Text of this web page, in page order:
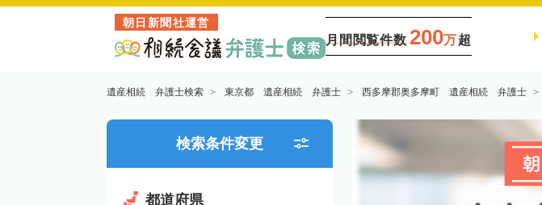
朝日新聞社運営
月間閲覧件数 200万超
遺産相続 弁護士検索 東京都 遺産相続 弁護士 西多摩郡奥多摩町 遺産相続 弁護士
検索条件変更
都道府県